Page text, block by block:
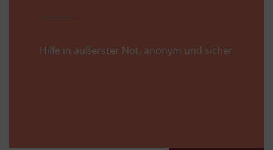
Hilfe in äußerster Not, anonym und sicher